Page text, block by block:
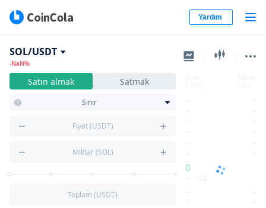
Yardım
SOL/USDT
-NaN%
Satın almak Satmak
Sınır
Fiyat (USDT)
Miktar (SOL)
Toplam (USDT)
--
--
--
--
--
--
--
--
--
--
--
--
0
--
--
--
--